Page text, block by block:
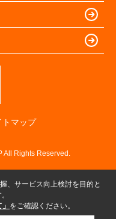
トマップ
Rights Reserved.
、サービス向上検討を目的と
をご確認ください。